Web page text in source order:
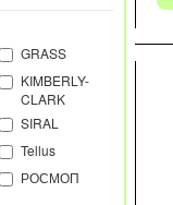
GRASS
KIMBERLY-
CLARK
SIRAL
Tellus
РОСМОП